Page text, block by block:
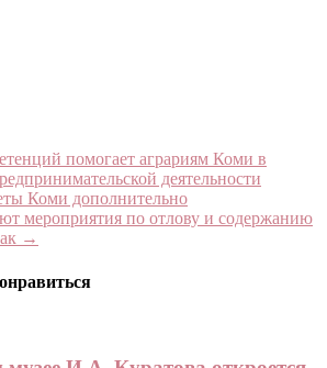
помогает аграриям Коми в
деятельности
Коми дополнительно
мероприятия по отлову и содержанию
→